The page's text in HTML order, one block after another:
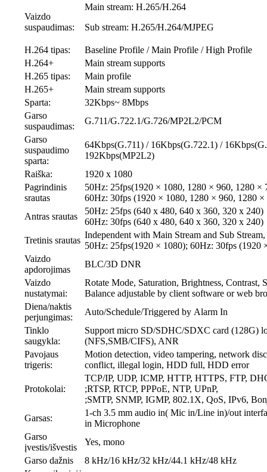
Vaizdo
suspaudimas:
Main stream: H.265/H.264
Sub stream: H.265/H.264/MJPEG
H.264 tipas:
Baseline Profile / Main Profile / High Profile
H.264+
Main stream supports
H.265 tipas:
Main profile
H.265+
Main stream supports
Sparta:
32Kbps~ 8Mbps
Garso
suspaudimas:
G.711/G.722.1/G.726/MP2L2/PCM
Garso
suspaudimo
sparta:
64Kbps(G.711) / 16Kbps(G.722.1) /
192Kbps(MP2L2)
Raiška:
1920 x 1080
Pagrindinis
srautas
50Hz: 25fps(1920 × 1080, 1280 × 960, 1280 ×
60Hz: 30fps (1920 × 1080, 1280 × 960, 1280 ×
Antras srautas
50Hz: 25fps (640 x 480, 640 x 360, 320 x 240)
60Hz: 30fps (640 x 480, 640 x 360, 320 x 240)
Tretinis srautas
Independent with Main Stream and Sub
50Hz: 25fps(1920 × 1080); 60Hz: 30fps (1920
Vaizdo
apdorojimas
BLC/3D DNR
Vaizdo
nustatymai:
Rotate Mode, Saturation, Brightness, Contrast,
Balance adjustable by client software or web
Diena/naktis
perjungimas:
Auto/Schedule/Triggered by Alarm In
Tinklo
saugykla:
Support micro SD/SDHC/SDXC card (128G)
(NFS,SMB/CIFS), ANR
Pavojaus
trigeris:
Motion detection, video tampering, network
conflict, illegal login, HDD full, HDD error
Protokolai:
TCP/IP, UDP, ICMP, HTTP, HTTPS, FTP,
;RTSP, RTCP, PPPoE, NTP, UPnP,
;SMTP, SNMP, IGMP, 802.1X, QoS, IPv6,
Garsas:
1-ch 3.5 mm audio in( Mic in/Line in)/out
in Microphone
Garso
įvestis/išvestis
Yes, mono
Garso dažnis
8 kHz/16 kHz/32 kHz/44.1 kHz/48 kHz